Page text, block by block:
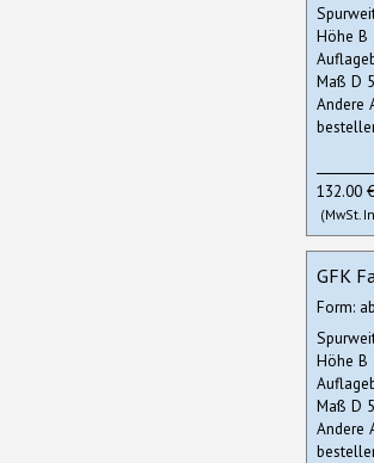
Höhe B
Maß D
Andere
132.00 €
(MwSt.
GFK
Form:
Höhe B
Maß D
Andere